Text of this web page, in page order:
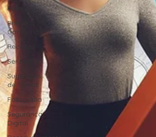
Família
Primeira
Comunhão
Receitas
Ser Mulher
Sugestões
de Textos
Fotografia
Segurança
Digital